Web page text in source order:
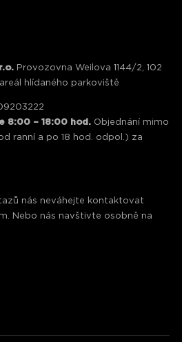
Provozovna Weilova 1144/2, 102
hlídaného parkoviště
8:00 – 18:00 hod. Objednání mimo
ranní a po 18 hod. odpol.) za
nás neváhejte kontaktovat
Nebo nás navštivte osobně na